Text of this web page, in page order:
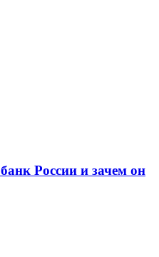
России и зачем он